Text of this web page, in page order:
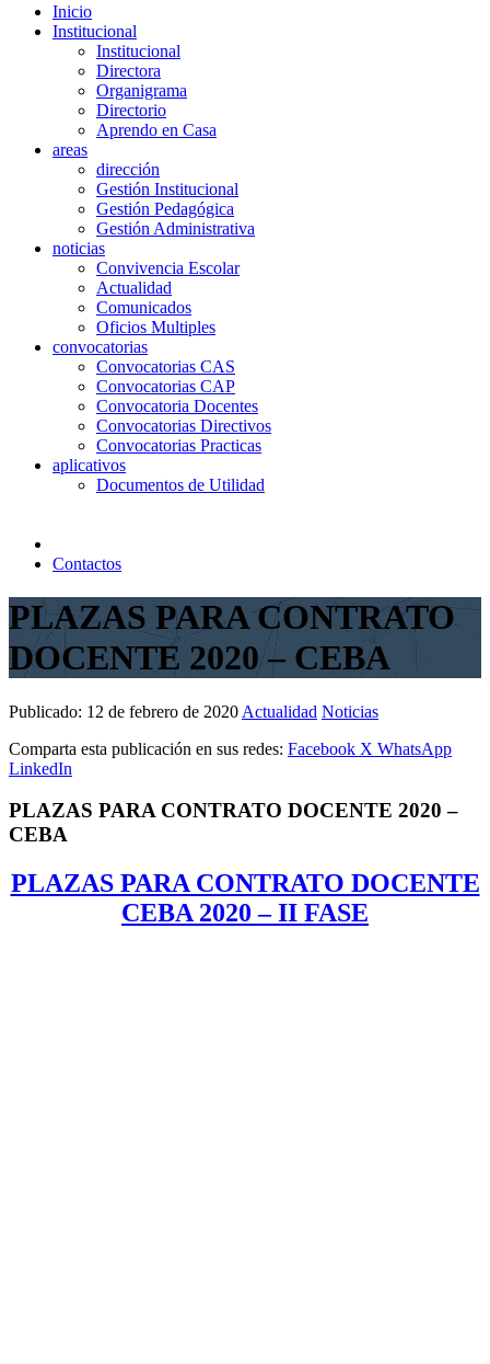
Inicio
Institucional
Institucional
Directora
Organigrama
Directorio
Aprendo en Casa
areas
dirección
Gestión Institucional
Gestión Pedagógica
Gestión Administrativa
noticias
Convivencia Escolar
Actualidad
Comunicados
Oficios Multiples
convocatorias
Convocatorias CAS
Convocatorias CAP
Convocatoria Docentes
Convocatorias Directivos
Convocatorias Practicas
aplicativos
Documentos de Utilidad
Contactos
PLAZAS PARA CONTRATO
DOCENTE 2020 – CEBA
Publicado: 12 de febrero de 2020 Actualidad Noticias
Comparta esta publicación en sus redes: Facebook X WhatsApp
LinkedIn
PLAZAS PARA CONTRATO DOCENTE 2020 –
CEBA
PLAZAS PARA CONTRATO DOCENTE
CEBA 2020 – II FASE